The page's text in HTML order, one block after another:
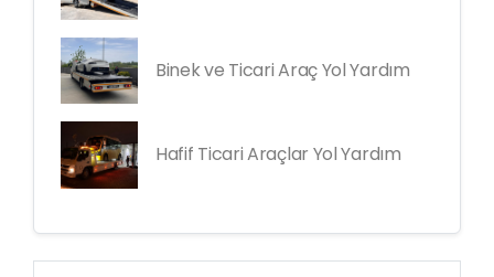
Binek ve Ticari Araç Yol Yardım
Hafif Ticari Araçlar Yol Yardım